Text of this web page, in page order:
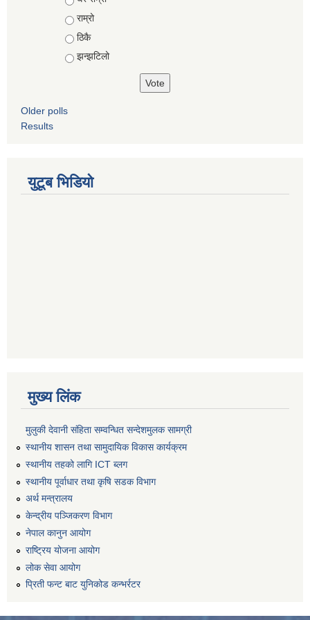
राम्रो
ठिकै
झन्झटिलो
Older polls
Results
युटूब भिडियो
मुख्य लिंक
मुलुकी देवानी संहिता सम्वन्धित सन्देशमुलक सामग्री
स्थानीय शासन तथा सामुदायिक विकास कार्यक्रम
स्थानीय तहको लागि ICT ब्लग
स्थानीय पूर्वाधार तथा कृषि सडक विभाग
अर्थ मन्त्रालय
केन्द्रीय पञ्जिकरण विभाग
नेपाल कानुन आयोग
राष्ट्रिय योजना आयोग
लोक सेवा आयोग
प्रिती फन्ट बाट युनिकोड कन्भर्रटर